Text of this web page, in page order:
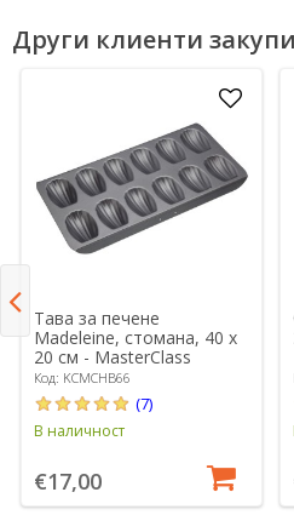
Други клиенти
Тава за печене
Madeleine, стомана, 40 x
20 см - MasterClass
Код: KCMCHB66
(7)
В наличност
€17,00